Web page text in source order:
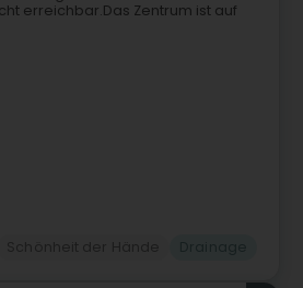
erreichbar.Das Zentrum ist auf